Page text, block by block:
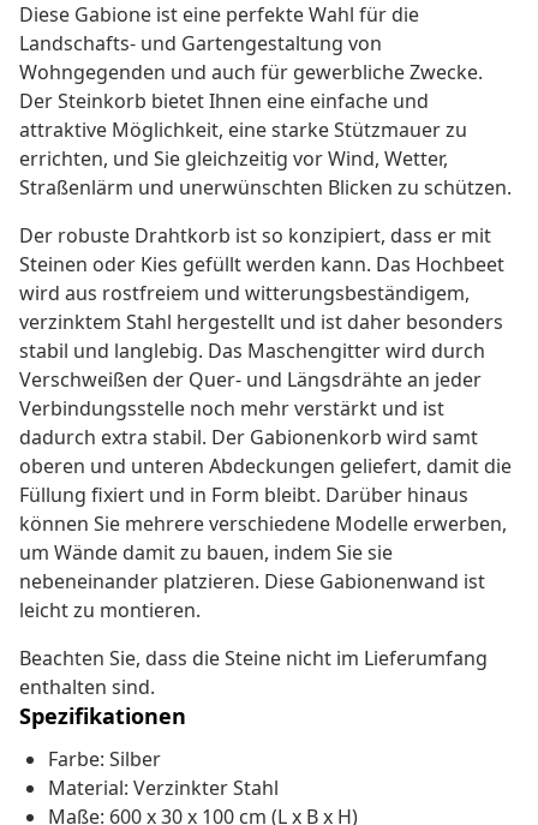
Diese Gabione ist eine perfekte Wahl für die
Landschafts- und Gartengestaltung von
Wohngegenden und auch für gewerbliche Zwecke.
Der Steinkorb bietet Ihnen eine einfache und
attraktive Möglichkeit, eine starke Stützmauer zu
errichten, und Sie gleichzeitig vor Wind, Wetter,
Straßenlärm und unerwünschten Blicken zu schützen.
Der robuste Drahtkorb ist so konzipiert, dass er mit
Steinen oder Kies gefüllt werden kann. Das Hochbeet
wird aus rostfreiem und witterungsbeständigem,
verzinktem Stahl hergestellt und ist daher besonders
stabil und langlebig. Das Maschengitter wird durch
Verschweißen der Quer- und Längsdrähte an jeder
Verbindungsstelle noch mehr verstärkt und ist
dadurch extra stabil. Der Gabionenkorb wird samt
oberen und unteren Abdeckungen geliefert, damit die
Füllung fixiert und in Form bleibt. Darüber hinaus
können Sie mehrere verschiedene Modelle erwerben,
um Wände damit zu bauen, indem Sie sie
nebeneinander platzieren. Diese Gabionenwand ist
leicht zu montieren.
Beachten Sie, dass die Steine nicht im Lieferumfang
enthalten sind.
Spezifikationen
Farbe: Silber
Material: Verzinkter Stahl
Maße: 600 x 30 x 100 cm (L x B x H)